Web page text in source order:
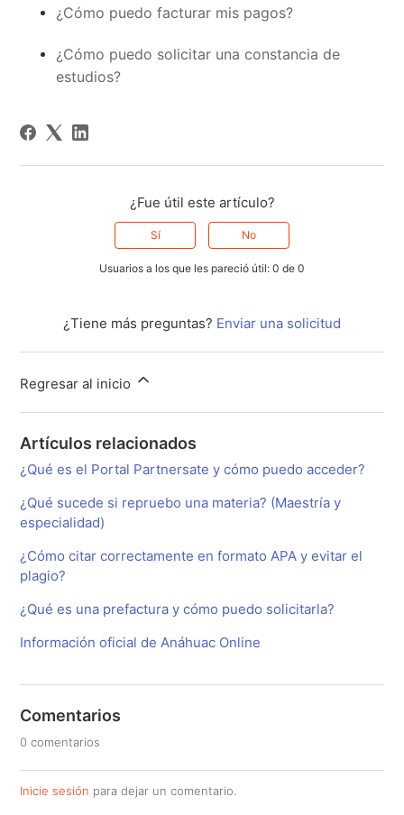
¿Cómo puedo facturar mis pagos?
¿Cómo puedo solicitar una constancia de
estudios?
¿Fue útil este artículo?
Sí No
Usuarios a los que les pareció útil: 0 de 0
¿Tiene más preguntas? Enviar una solicitud
Regresar al inicio
Artículos relacionados
¿Qué es el Portal Partnersate y cómo puedo acceder?
¿Qué sucede si repruebo una materia? (Maestría y
especialidad)
¿Cómo citar correctamente en formato APA y evitar el
plagio?
¿Qué es una prefactura y cómo puedo solicitarla?
Información oficial de Anáhuac Online
Comentarios
0 comentarios
Inicie sesión para dejar un comentario.